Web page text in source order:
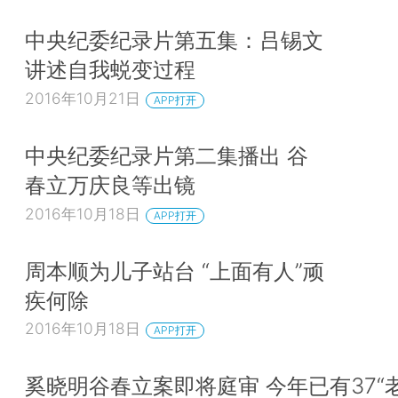
中央纪委纪录片第五集：吕锡文
讲述自我蜕变过程
2016年10月21日 APP打开
中央纪委纪录片第二集播出 谷
春立万庆良等出镜
2016年10月18日 APP打开
周本顺为儿子站台 “上面有人”顽
疾何除
2016年10月18日 APP打开
奚晓明谷春立案即将庭审 今年已有37“